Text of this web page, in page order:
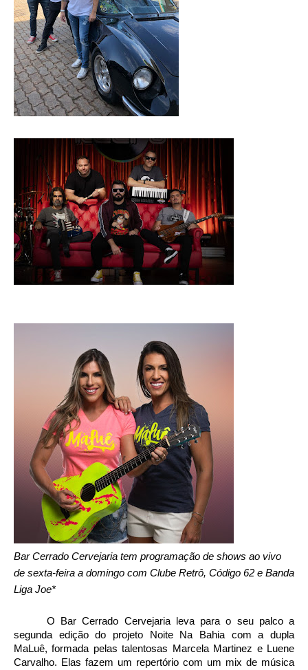
Bar Cerrado Cervejaria tem programação de shows ao vivo
de sexta-feira a domingo com Clube Retrô, Código 62 e Banda
Liga Joe*
O Bar Cerrado Cervejaria leva para o seu palco a
segunda edição do projeto Noite Na Bahia com a dupla
MaLuê, formada pelas talentosas Marcela Martinez e Luene
Carvalho. Elas fazem um repertório com um mix de música